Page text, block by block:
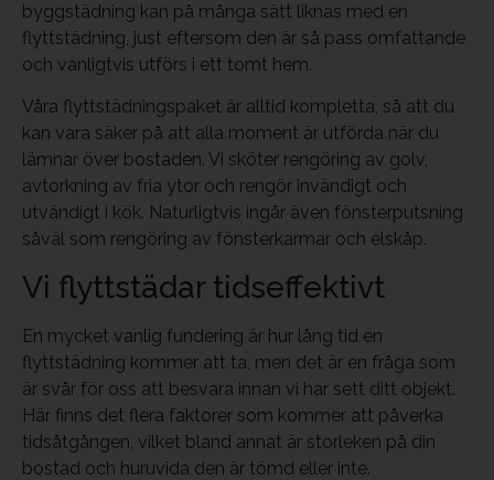
byggstädning kan på många sätt liknas med en
flyttstädning, just eftersom den är så pass omfattande
och vanligtvis utförs i ett tomt hem.
Våra flyttstädningspaket är alltid kompletta, så att du
kan vara säker på att alla moment är utförda när du
lämnar över bostaden. Vi sköter rengöring av golv,
avtorkning av fria ytor och rengör invändigt och
utvändigt i kök. Naturligtvis ingår även fönsterputsning
såväl som rengöring av fönsterkarmar och elskåp.
Vi flyttstädar tidseffektivt
En mycket vanlig fundering är hur lång tid en
flyttstädning kommer att ta, men det är en fråga som
är svår för oss att besvara innan vi har sett ditt objekt.
Här finns det flera faktorer som kommer att påverka
tidsåtgången, vilket bland annat är storleken på din
bostad och huruvida den är tömd eller inte.